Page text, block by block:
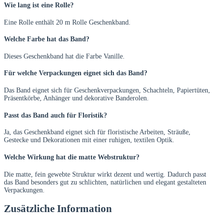
Wie lang ist eine Rolle?
Eine Rolle enthält 20 m Rolle Geschenkband.
Welche Farbe hat das Band?
Dieses Geschenkband hat die Farbe Vanille.
Für welche Verpackungen eignet sich das Band?
Das Band eignet sich für Geschenkverpackungen, Schachteln, Papiertüten,
Präsentkörbe, Anhänger und dekorative Banderolen.
Passt das Band auch für Floristik?
Ja, das Geschenkband eignet sich für floristische Arbeiten, Sträuße,
Gestecke und Dekorationen mit einer ruhigen, textilen Optik.
Welche Wirkung hat die matte Webstruktur?
Die matte, fein gewebte Struktur wirkt dezent und wertig. Dadurch passt
das Band besonders gut zu schlichten, natürlichen und elegant gestalteten
Verpackungen.
Zusätzliche Information